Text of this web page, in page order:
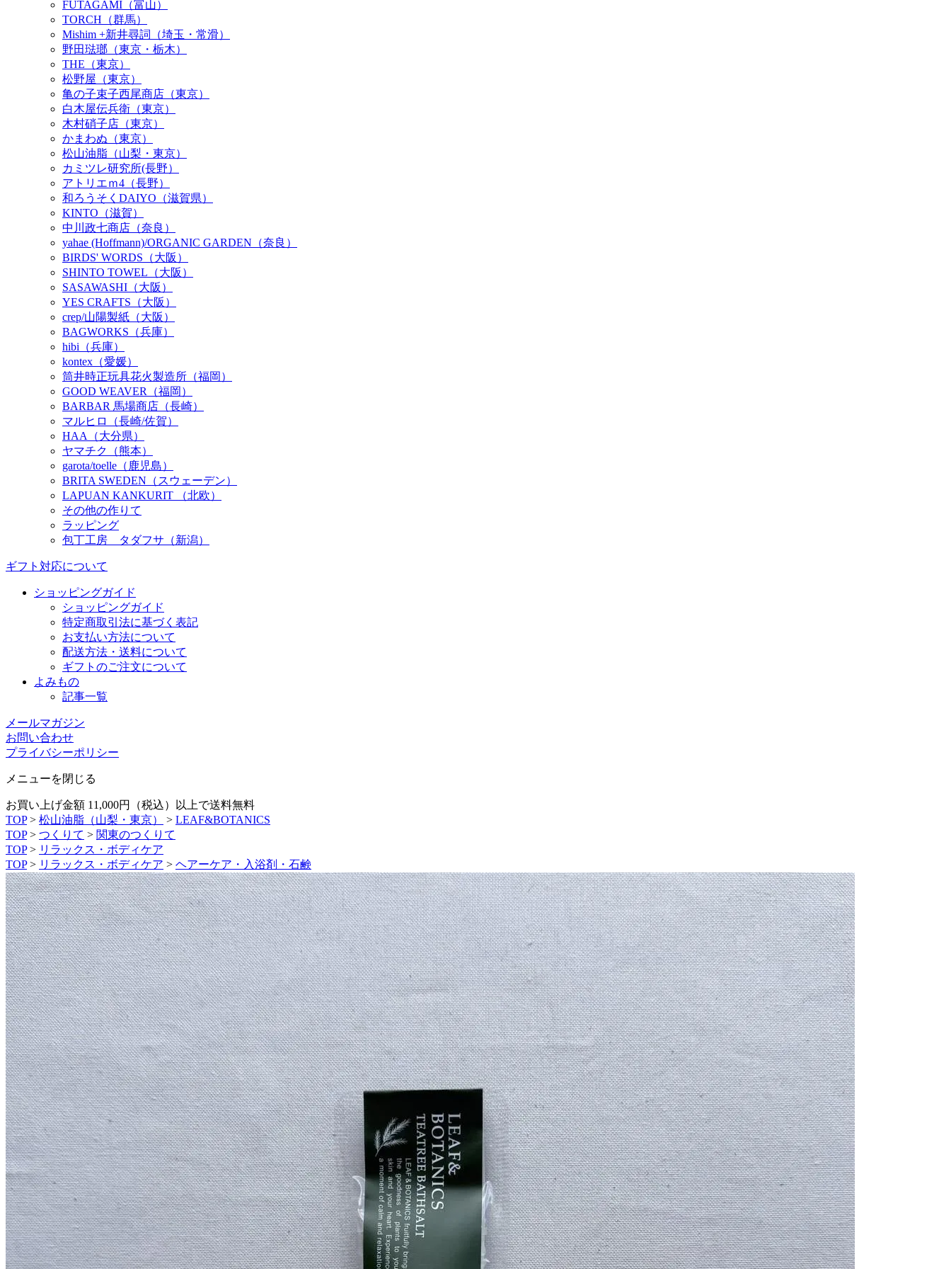
FUTAGAMI（富山）
TORCH（群馬）
Mishim +新井尋詞（埼玉・常滑）
野田琺瑯（東京・栃木）
THE（東京）
松野屋（東京）
亀の子束子西尾商店（東京）
白木屋伝兵衛（東京）
木村硝子店（東京）
かまわぬ（東京）
松山油脂（山梨・東京）
カミツレ研究所(長野）
アトリエｍ4（長野）
和ろうそくDAIYO（滋賀県）
KINTO（滋賀）
中川政七商店（奈良）
yahae (Hoffmann)/ORGANIC GARDEN（奈良）
BIRDS' WORDS（大阪）
SHINTO TOWEL（大阪）
SASAWASHI（大阪）
YES CRAFTS（大阪）
crep/山陽製紙（大阪）
BAGWORKS（兵庫）
hibi（兵庫）
kontex（愛媛）
筒井時正玩具花火製造所（福岡）
GOOD WEAVER（福岡）
BARBAR 馬場商店（長崎）
マルヒロ（長崎/佐賀）
HAA（大分県）
ヤマチク（熊本）
garota/toelle（鹿児島）
BRITA SWEDEN（スウェーデン）
LAPUAN KANKURIT （北欧）
その他の作りて
ラッピング
包丁工房 タダフサ（新潟）
ギフト対応について
ショッピングガイド
ショッピングガイド
特定商取引法に基づく表記
お支払い方法について
配送方法・送料について
ギフトのご注文について
よみもの
記事一覧
メールマガジン
お問い合わせ
プライバシーポリシー
メニューを閉じる
お買い上げ金額 11,000円（税込）以上で送料無料
TOP> 松山油脂（山梨・東京） > LEAF&BOTANICS
TOP > つくりて > 関東のつくりて
TOP > リラックス・ボディケア
TOP > リラックス・ボディケア > ヘアーケア・入浴剤・石鹸